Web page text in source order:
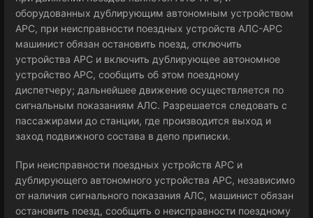
оборудованных дублирующим автономным устройством
АРС, при неисправности поездных устройств АЛС-АРС
машинист обязан остановить поезд, отключить
устройства АРС и включить дублирующее автономное
устройство АРС, сообщить об этом поездному
диспетчеру; дальнейшее движение осуществляется по
сигнальным показаниям АЛС. Разрешается следовать с
пассажирами до станции, где производится выход и
заход подвижного состава в депо приписки.
При неисправности поездных устройств АРС и
дублирующего автономного устройства АРС, независимо
от наличия сигнального показания АЛС, машинист обязан
остановить поезд, сообщить о неисправности поездному